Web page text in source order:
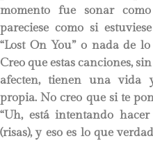
momento fue sonar
pareciese como si
“Lost On You” o nada de
Creo que estas canciones,
afecten, tienen una vida
propia. No creo que si te
“Uh, está intentando
(risas), y eso es lo que